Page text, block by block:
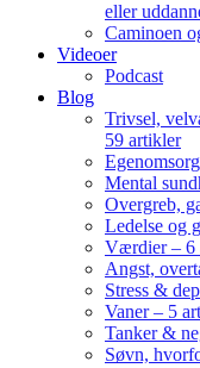
eller
Caminoen
Videoer
Podcast
Blog
Trivsel,
59 artikler
Mental
Overgreb,
Ledelse og
Værdier – 6
Angst,
Stress &
Vaner – 5
Tanker &
Søvn,